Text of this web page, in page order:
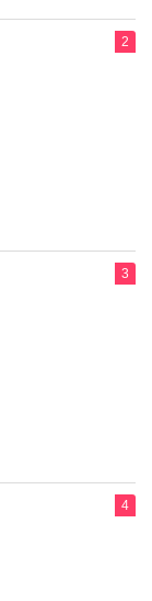
2
3
4